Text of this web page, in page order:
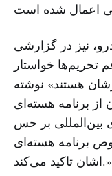
نیز در گزارشی
علیرغم تحریم‌ها خواستار
هستند» نوشته
برنامه هسته‌ای
بین‌المللی بر حس
برنامه هسته‌ای
اشان تاکید می‌کند.»